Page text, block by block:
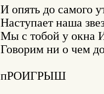
И опять до самого
Наступает наша
Мы с тобой у окна
Говорим ни о чем
пРОИГРЫШ